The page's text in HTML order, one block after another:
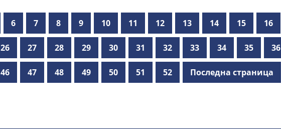
6 7 8 9 10 11 12 13 14 15 16
26 27 28 29 30 31 32 33 34 35 36
46 47 48 49 50 51 52 Последна страница